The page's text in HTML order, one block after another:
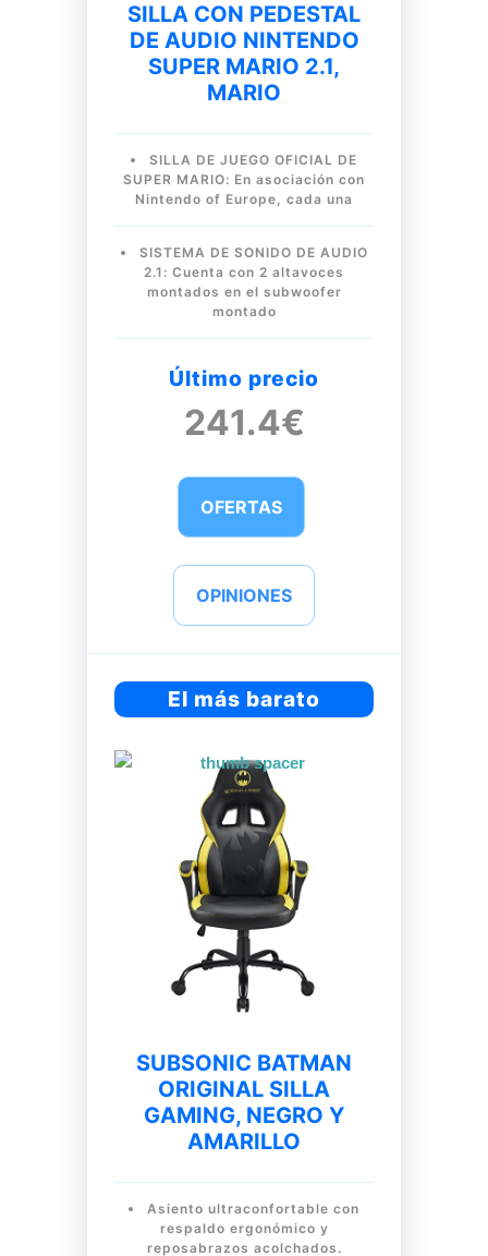
SILLA CON PEDESTAL
DE AUDIO NINTENDO
SUPER MARIO 2.1,
MARIO
SILLA DE JUEGO OFICIAL DE
SUPER MARIO: En asociación con
Nintendo of Europe, cada una
SISTEMA DE SONIDO DE AUDIO
2.1: Cuenta con 2 altavoces
montados en el subwoofer
montado
Último precio
241.4€
OFERTAS
OPINIONES
El más barato
SUBSONIC BATMAN
ORIGINAL SILLA
GAMING, NEGRO Y
AMARILLO
Asiento ultraconfortable con
respaldo ergonómico y
reposabrazos acolchados.